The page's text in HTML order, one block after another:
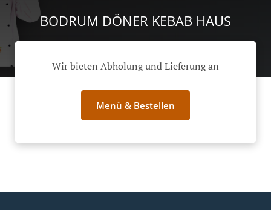
BODRUM DÖNER KEBAB HAUS
Wir bieten Abholung und Lieferung an
Menü & Bestellen